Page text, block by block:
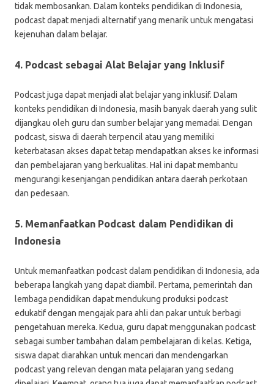
tidak membosankan. Dalam konteks pendidikan di Indonesia,
podcast dapat menjadi alternatif yang menarik untuk mengatasi
kejenuhan dalam belajar.
4. Podcast sebagai Alat Belajar yang Inklusif
Podcast juga dapat menjadi alat belajar yang inklusif. Dalam
konteks pendidikan di Indonesia, masih banyak daerah yang sulit
dijangkau oleh guru dan sumber belajar yang memadai. Dengan
podcast, siswa di daerah terpencil atau yang memiliki
keterbatasan akses dapat tetap mendapatkan akses ke informasi
dan pembelajaran yang berkualitas. Hal ini dapat membantu
mengurangi kesenjangan pendidikan antara daerah perkotaan
dan pedesaan.
5. Memanfaatkan Podcast dalam Pendidikan di
Indonesia
Untuk memanfaatkan podcast dalam pendidikan di Indonesia, ada
beberapa langkah yang dapat diambil. Pertama, pemerintah dan
lembaga pendidikan dapat mendukung produksi podcast
edukatif dengan mengajak para ahli dan pakar untuk berbagi
pengetahuan mereka. Kedua, guru dapat menggunakan podcast
sebagai sumber tambahan dalam pembelajaran di kelas. Ketiga,
siswa dapat diarahkan untuk mencari dan mendengarkan
podcast yang relevan dengan mata pelajaran yang sedang